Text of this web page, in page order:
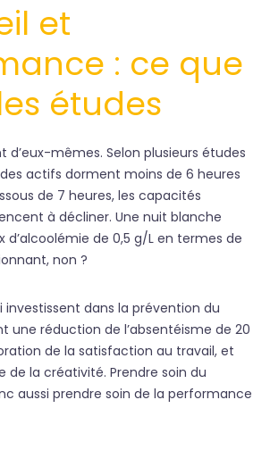
et
: ce que
études
d’eux-mêmes. Selon plusieurs études
actifs dorment moins de 6 heures
de 7 heures, les capacités
à décliner. Une nuit blanche
d’alcoolémie de 0,5 g/L en termes de
non ?
investissent dans la prévention du
une réduction de l’absentéisme de 20
de la satisfaction au travail, et
de la créativité. Prendre soin du
aussi prendre soin de la performance